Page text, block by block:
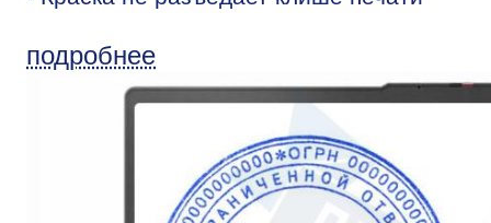
подробнее